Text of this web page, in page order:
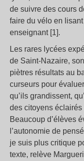
de suivre des cours
faire du vélo en
enseignant [1].
Les rares lycées
de Saint-Nazaire,
piètres résultats au
curseurs pour
qu’ils grandissent,
des citoyens
Beaucoup d’élèves
l’autonomie de
je suis plus critique
texte, relève